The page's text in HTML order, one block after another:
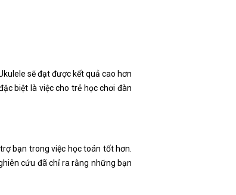
sẽ đạt được kết quả cao hơn
biệt là việc cho trẻ học chơi đàn
bạn trong việc học toán tốt hơn.
cứu đã chỉ ra rằng những bạn